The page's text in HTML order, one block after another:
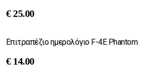
€ 25.00
Επιτραπέζιο ημερολόγιο F-4E Phantom
€ 14.00